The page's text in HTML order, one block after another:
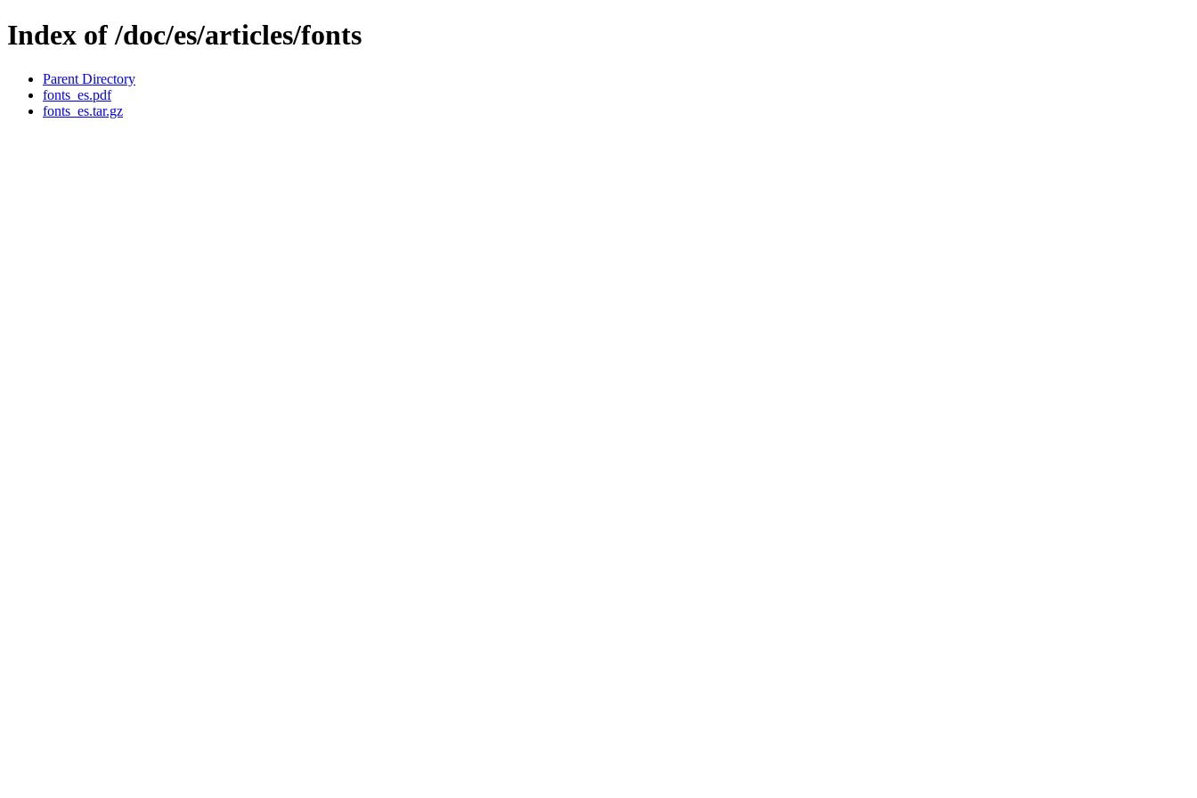
Index of /doc/es/articles/fonts
Parent Directory
fonts_es.pdf
fonts_es.tar.gz